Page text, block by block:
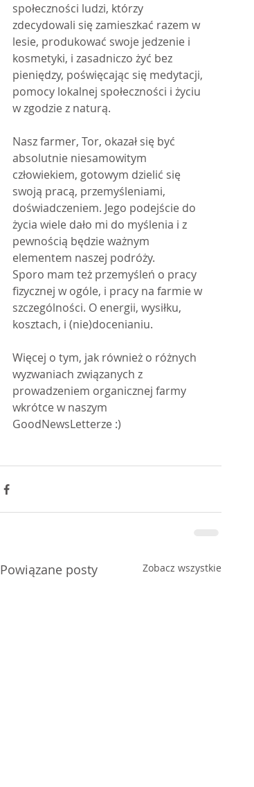
społeczności ludzi, którzy
zdecydowali się zamieszkać razem w
lesie, produkować swoje jedzenie i
kosmetyki, i zasadniczo żyć bez
pieniędzy, poświęcając się medytacji,
pomocy lokalnej społeczności i życiu
w zgodzie z naturą.
Nasz farmer, Tor, okazał się być
absolutnie niesamowitym
człowiekiem, gotowym dzielić się
swoją pracą, przemyśleniami,
doświadczeniem. Jego podejście do
życia wiele dało mi do myślenia i z
pewnością będzie ważnym
elementem naszej podróży.
Sporo mam też przemyśleń o pracy
fizycznej w ogóle, i pracy na farmie w
szczególności. O energii, wysiłku,
kosztach, i (nie)docenianiu.
Więcej o tym, jak również o różnych
wyzwaniach związanych z
prowadzeniem organicznej farmy
wkrótce w naszym
GoodNewsLetterze :)
Powiązane posty Zobacz wszystkie